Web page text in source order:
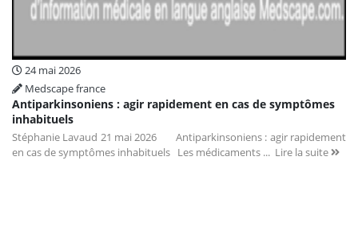
24 mai 2026
Medscape france
Antiparkinsoniens : agir rapidement en cas de symptômes
inhabituels
Stéphanie Lavaud 21 mai 2026 Antiparkinsoniens : agir rapidement
en cas de symptômes inhabituels Les médicaments ... Lire la suite